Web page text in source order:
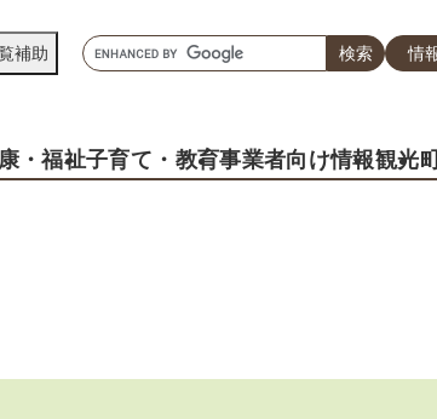
補助
キ
ー
ド
情
・福祉子育て ・教育事業者向け情報観光